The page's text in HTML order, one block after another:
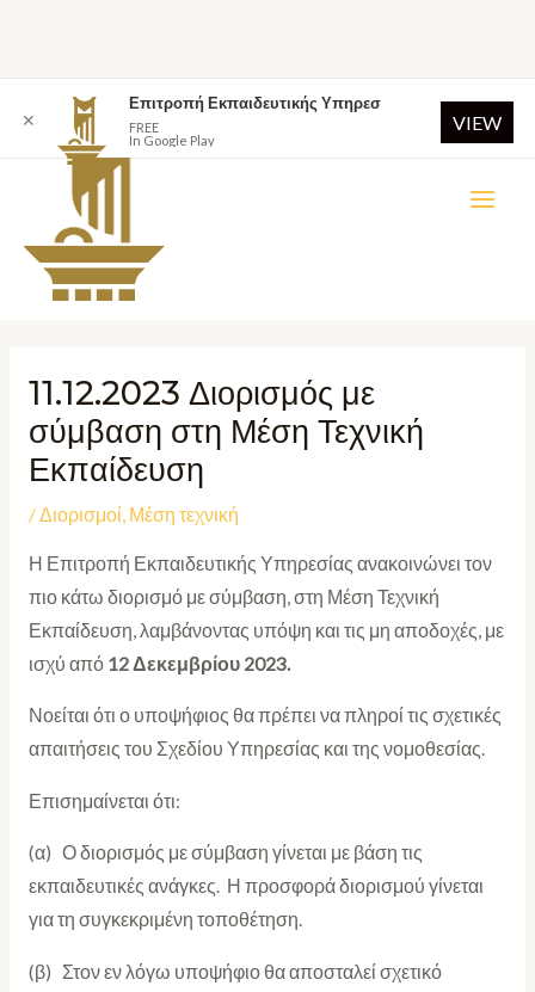
11.12.2023 Διορισμός με
σύμβαση στη Μέση Τεχνική
Εκπαίδευση
/Διορισμοί, Μέση τεχνική
Η Επιτροπή Εκπαιδευτικής Υπηρεσίας ανακοινώνει τον
πιο κάτω διορισμό με σύμβαση, στη Μέση Τεχνική
Εκπαίδευση, λαμβάνοντας υπόψη και τις μη αποδοχές, με
ισχύ από 12 Δεκεμβρίου 2023.
Νοείται ότι ο υποψήφιος θα πρέπει να πληροί τις σχετικές
απαιτήσεις του Σχεδίου Υπηρεσίας και της νομοθεσίας.
Επισημαίνεται ότι:
(α) Ο διορισμός με σύμβαση γίνεται με βάση τις
εκπαιδευτικές ανάγκες. Η προσφορά διορισμού γίνεται
για τη συγκεκριμένη τοποθέτηση.
(β) Στον εν λόγω υποψήφιο θα αποσταλεί σχετικό
✕
Επιτροπή Εκπαιδευτικής Υπηρεσ
FREE
In Google Play
VIEW